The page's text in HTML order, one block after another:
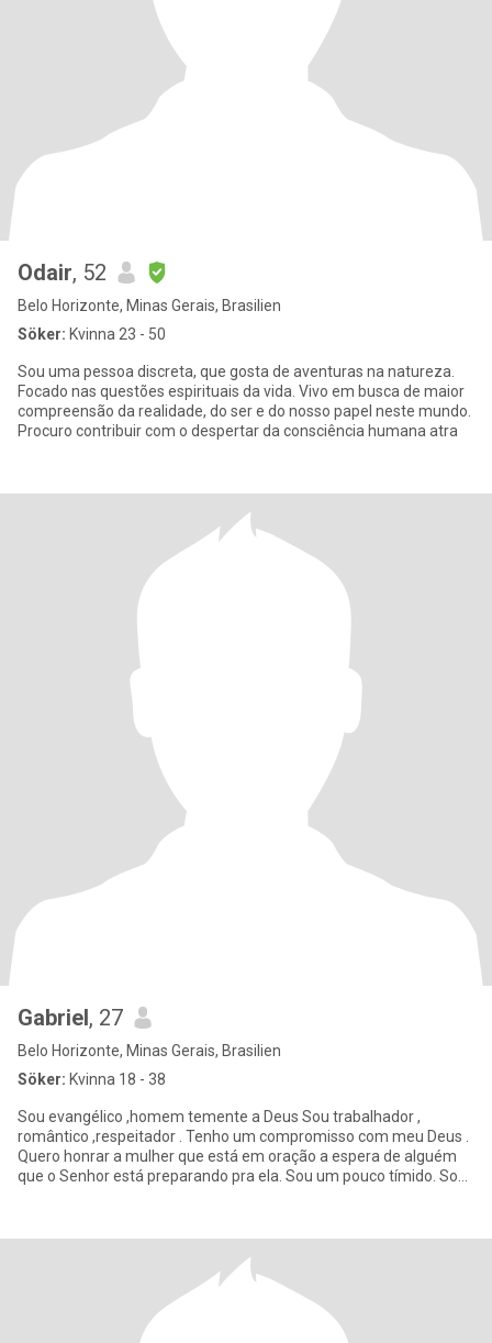
Odair, 52
Belo Horizonte, Minas Gerais, Brasilien
Söker: Kvinna 23 - 50
Sou uma pessoa discreta, que gosta de aventuras na natureza.
Focado nas questões espirituais da vida. Vivo em busca de maior
compreensão da realidade, do ser e do nosso papel neste mundo.
Procuro contribuir com o despertar da consciência humana atra
Gabriel, 27
Belo Horizonte, Minas Gerais, Brasilien
Söker: Kvinna 18 - 38
Sou evangélico ,homem temente a Deus Sou trabalhador ,
romântico ,respeitador . Tenho um compromisso com meu Deus .
Quero honrar a mulher que está em oração a espera de alguém
que o Senhor está preparando pra ela. Sou um pouco tímido. Sou